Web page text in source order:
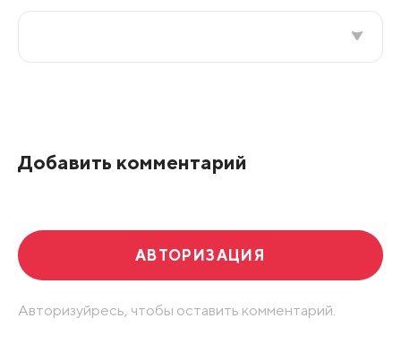
Добавить комментарий
АВТОРИЗАЦИЯ
Авторизуйресь, чтобы оставить комментарий.